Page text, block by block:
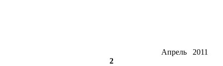
Апрель 2011
2